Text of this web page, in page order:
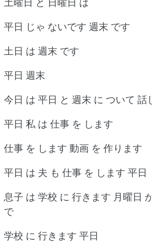
平日 じゃ ないです 週末 です
土日 は 週末 です
平日 週末
今日 は 平日 と 週末 に ついて 話
平日 私 は 仕事 を します
仕事 を します 動画 を 作ります
平日 は 夫 も 仕事 を します 平日
息子 は 学校 に 行きます 月曜日
で
学校 に 行きます 平日